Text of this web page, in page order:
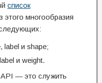
список
этого многообразия
label и shape;
и weight.
API — это служить